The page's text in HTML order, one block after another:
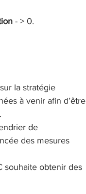
- > 0.
la stratégie
à venir afin d’être
de
des mesures
souhaite obtenir des